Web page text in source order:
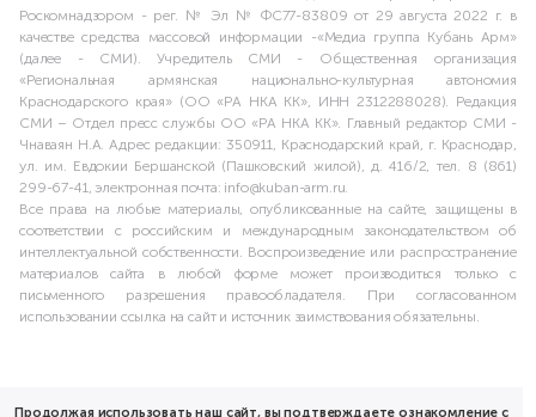
Роскомнадзором - рег. № Эл № ФС77-83809 от 29 августа 2022 г. в
качестве средства массовой информации -«Медиа группа Кубань Арм»
(далее - СМИ). Учредитель СМИ - Общественная организация
«Региональная армянская национально-культурная автономия
Краснодарского края» (ОО «РА НКА КК», ИНН 2312288028). Редакция
СМИ – Отдел пресс службы ОО «РА НКА КК». Главный редактор СМИ -
Чнаваян Н.А. Адрес редакции: 350911, Краснодарский край, г. Краснодар,
ул. им. Евдокии Бершанской (Пашковский жилой), д. 416/2, тел. 8 (861)
299-67-41, электронная почта: info@kuban-arm.ru.
Все права на любые материалы, опубликованные на сайте, защищены в
соответствии с российским и международным законодательством об
интеллектуальной собственности. Воспроизведение или распространение
материалов сайта в любой форме может производиться только с
письменного разрешения правообладателя. При согласованном
использовании ссылка на сайт и источник заимствования обязательны.
Продолжая использовать наш сайт, вы подтверждаете ознакомление с